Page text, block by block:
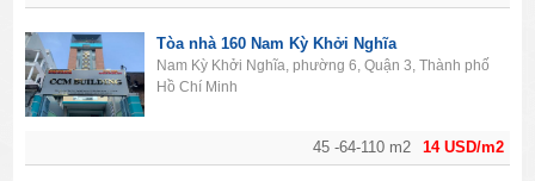
14 USD/m2
45 -64-110 m2
Tòa nhà 160 Nam Kỳ Khởi Nghĩa
Nam Kỳ Khởi Nghĩa, phường 6, Quận 3, Thành phố
Hồ Chí Minh